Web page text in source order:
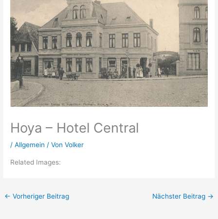
Hoya – Hotel Central
/Allgemein / VonVolker
Related Images:
← Vorheriger Beitrag Nächster Beitrag →